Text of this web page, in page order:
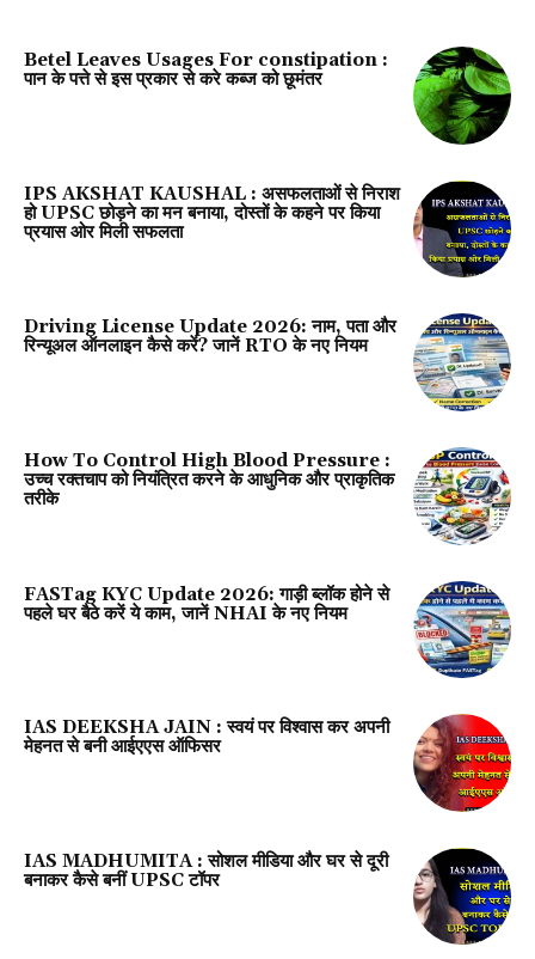
Betel Leaves Usages For constipation :
पान के पत्ते से इस प्रकार से करे कब्ज को छूमंतर
IPS AKSHAT KAUSHAL : असफलताओं से निराश
हो UPSC छोड़ने का मन बनाया, दोस्तों के कहने पर किया
प्रयास ओर मिली सफलता
Driving License Update 2026: नाम, पता और
रिन्यूअल ऑनलाइन कैसे करें? जानें RTO के नए नियम
How To Control High Blood Pressure :
उच्च रक्तचाप को नियंत्रित करने के आधुनिक और प्राकृतिक
तरीके
FASTag KYC Update 2026: गाड़ी ब्लॉक होने से
पहले घर बैठे करें ये काम, जानें NHAI के नए नियम
IAS DEEKSHA JAIN : स्वयं पर विश्वास कर अपनी
मेहनत से बनी आईएएस ऑफिसर
IAS MADHUMITA : सोशल मीडिया और घर से दूरी
बनाकर कैसे बनीं UPSC टॉपर